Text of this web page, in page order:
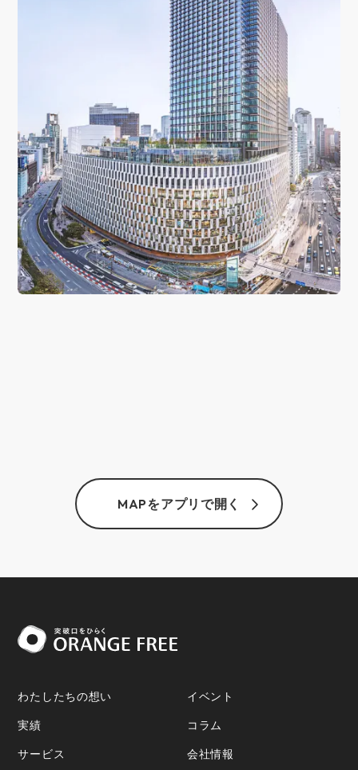
MAPをアプリで開く
わたしたちの想い
実績
サービス
イベント
コラム
会社情報